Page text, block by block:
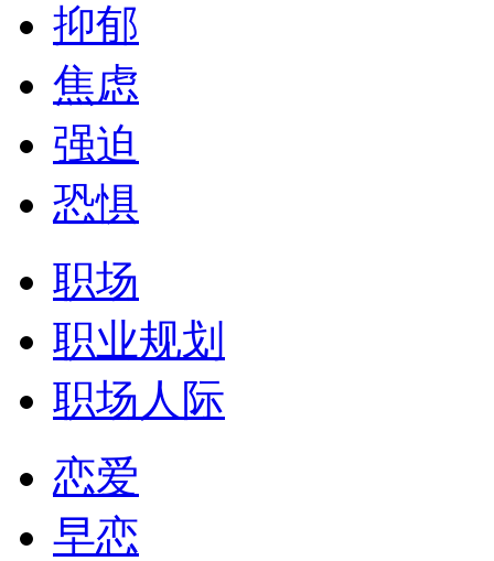
抑郁
焦虑
强迫
恐惧
职场
职业规划
职场人际
恋爱
早恋